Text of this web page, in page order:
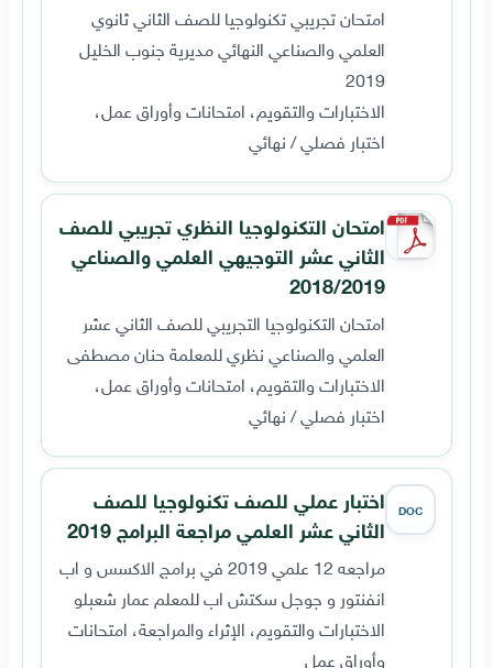
امتحان تجريبي تكنولوجيا للصف الثاني ثانوي
العلمي والصناعي النهائي مديرية جنوب الخليل
2019
الاختبارات والتقويم، امتحانات وأوراق عمل،
اختبار فصلي / نهائي
امتحان التكنولوجيا النظري تجريبي للصف
الثاني عشر التوجيهي العلمي والصناعي
2018/2019
امتحان التكنولوجيا التجريبي للصف الثاني عشر
العلمي والصناعي نظري للمعلمة حنان مصطفى
الاختبارات والتقويم، امتحانات وأوراق عمل،
اختبار فصلي / نهائي
DOC
اختبار عملي للصف تكنولوجيا للصف
الثاني عشر العلمي مراجعة البرامج 2019
مراجعه 12 علمي 2019 في برامج الاكسس و اب
انفنتور و جوجل سكتش اب للمعلم عمار شعبلو
الاختبارات والتقويم، الإثراء والمراجعة، امتحانات
وأوراق عمل